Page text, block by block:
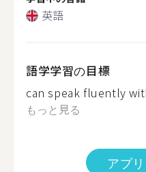
英語
語学学習の目標
can speak fluently
もっと見る
アプ